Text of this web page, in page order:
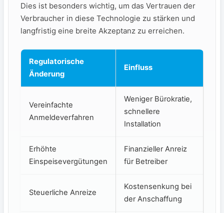
‍Dies ist besonders wichtig, um das⁢ Vertrauen ⁣der
Verbraucher in diese Technologie zu stärken und
langfristig eine breite Akzeptanz zu erreichen.
Regulatorische
Änderung
Einfluss
Vereinfachte⁣
Anmeldeverfahren
Weniger Bürokratie,
schnellere
Installation
Erhöhte
Einspeisevergütungen
Finanzieller Anreiz
für ​Betreiber
Steuerliche Anreize
Kostensenkung ‌bei
der Anschaffung